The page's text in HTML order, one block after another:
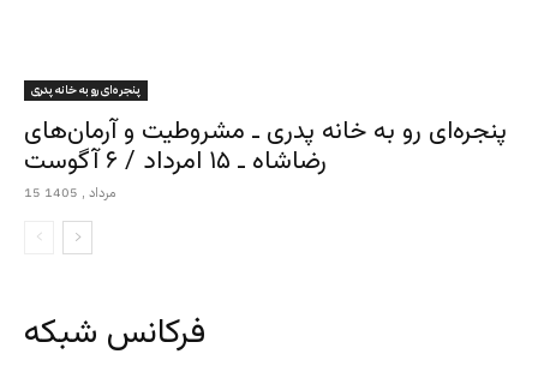
پنجره‌ای رو به خانه پدری
پنجره‌ای رو به خانه پدری ـ مشروطیت و آرمان‌های
رضاشاه ـ ۱۵ امرداد / ۶ آگوست
15 مرداد , 1405
فرکانس شبکه